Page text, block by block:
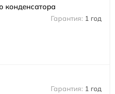
конденсатора
1 год
1 год